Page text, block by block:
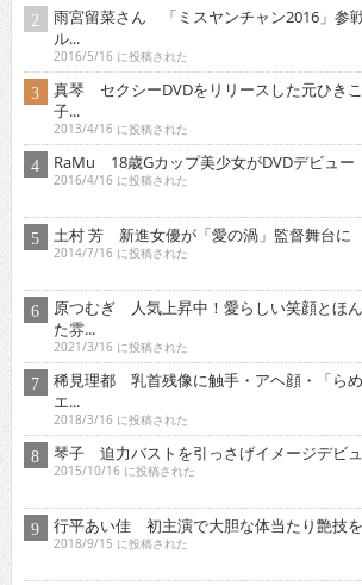
雨宮留菜さん 「ミスヤンチャン2016」参
ル...
2016/5/16 に投稿された
真琴 セクシーDVDをリリースした元ひき
子...
2013/4/16 に投稿された
RaMu 18歳Gカップ美少女がDVDデビュー
2016/4/16 に投稿された
土村 芳 新進女優が「愛の渦」監督舞台に
2014/7/16 に投稿された
原つむぎ 人気上昇中！愛らしい笑顔とほ
た雰...
2021/3/16 に投稿された
稀見理都 乳首残像に触手・アヘ顔・「ら
エ...
2018/3/16 に投稿された
琴子 迫力バストを引っさげイメージデビュ
2015/10/16 に投稿された
行平あい佳 初主演で大胆な体当たり艶技
2018/9/15 に投稿された